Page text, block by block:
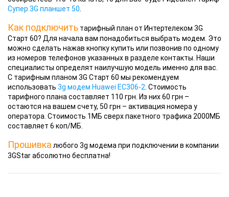
Супер 3G планшет 50
Как подключить тарифный план от Интертелеком 3G
Старт 60? Для начала вам понадобиться выбрать модем. Это
можно сделать нажав кнопку купить или позвонив по одному
из номеров телефонов указанных в разделе контакты. Наши
специалисты определят наилучшую модель именно для вас.
С тарифным планом 3G Старт 60 мы рекомендуем
использовать 3g модем Huawei EC306-2 . Стоимость
тарифного плана составляет 110 грн. Из них 60 грн –
остаются на вашем счету, 50 грн – активация номера у
оператора. Стоимость 1МБ сверх пакетного трафика 2000МБ
составляет 6 коп/МБ.
Прошивка любого 3g модема при подключении в компании
3GStar абсолютно бесплатна!